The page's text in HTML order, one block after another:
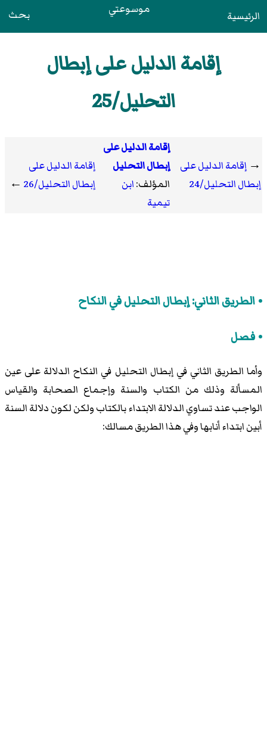
الرئيسية موسوعتي بحث
إقامة الدليل على إبطال
التحليل/25
→ إقامة الدليل على
إبطال التحليل/24
إقامة الدليل على
إبطال التحليل
المؤلف:ابن
تيمية
إقامة الدليل على
إبطال التحليل/26
←
الطريق الثاني: إبطال التحليل في النكاح
فصل
وأما الطريق الثاني في إبطال التحليل في النكاح الدلالة على عين
المسألة وذلك من الكتاب والسنة وإجماع الصحابة والقياس
الواجب عند تساوي الدلالة الابتداء بالكتاب ولكن لكون دلالة السنة
أبين ابتداء أنابها وفي هذا الطريق مسالك: